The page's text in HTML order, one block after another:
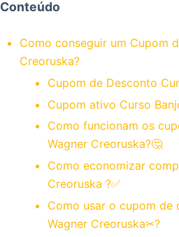
Conteúdo
Como conseguir um Cupom
Creoruska?
Cupom de Desconto
Cupom ativo Curso
Como funcionam os
Wagner Creoruska?🤔
Como economizar
Creoruska ?✅
Como usar o cupom de
Wagner Creoruska✂?